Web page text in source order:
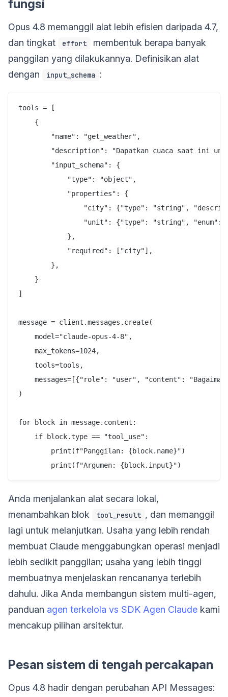
fungsi
Opus 4.8 memanggil alat lebih efisien daripada 4.7,
dan tingkat
effort
membentuk berapa banyak
panggilan yang dilakukannya. Definisikan alat
dengan
input_schema :
tools = [
    {
        "name": "get_weather",
"description": "Dapatkan cuaca saat ini
        "input_schema": {
            "type": "object",
            "properties": {
"city": {"type": "string",
"unit": {"type": "string", "enum":
            },
            "required": ["city"],
        },
    }
]
message = client.messages.create(
    model="claude-opus-4-8",
    max_tokens=1024,
    tools=tools,
messages=[{"role": "user", "content":
)
for block in message.content:
    if block.type == "tool_use":
        print(f"Panggilan: {block.name}")
Anda menjalankan alat secara lokal,
menambahkan blok
tool_result , dan memanggil
lagi untuk melanjutkan. Usaha yang lebih rendah
membuat Claude menggabungkan operasi menjadi
lebih sedikit panggilan; usaha yang lebih tinggi
membuatnya menjelaskan rencananya terlebih
dahulu. Jika Anda membangun sistem multi-agen,
panduan agen terkelola vs SDK Agen Claude kami
mencakup pilihan arsitektur.
Pesan sistem di tengah percakapan
Opus 4.8 hadir dengan perubahan API Messages: